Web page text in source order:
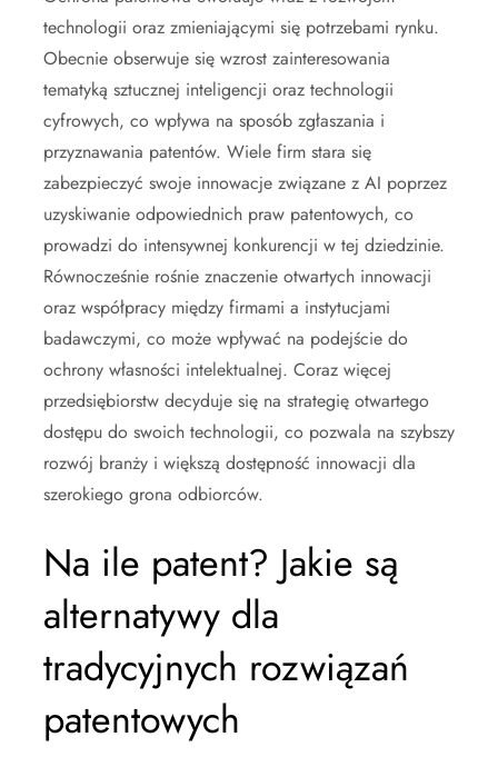
technologii oraz zmieniającymi się potrzebami rynku.
Obecnie obserwuje się wzrost zainteresowania
tematyką sztucznej inteligencji oraz technologii
cyfrowych, co wpływa na sposób zgłaszania i
przyznawania patentów. Wiele firm stara się
zabezpieczyć swoje innowacje związane z AI poprzez
uzyskiwanie odpowiednich praw patentowych, co
prowadzi do intensywnej konkurencji w tej dziedzinie.
Równocześnie rośnie znaczenie otwartych innowacji
oraz współpracy między firmami a instytucjami
badawczymi, co może wpływać na podejście do
ochrony własności intelektualnej. Coraz więcej
przedsiębiorstw decyduje się na strategię otwartego
dostępu do swoich technologii, co pozwala na szybszy
rozwój branży i większą dostępność innowacji dla
szerokiego grona odbiorców.
Na ile patent? Jakie są
alternatywy dla
tradycyjnych rozwiązań
patentowych